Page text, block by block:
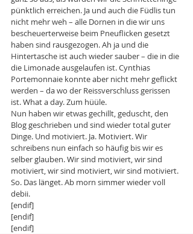
pünktlich erreichen. Ja und auch die Füdlis tun
nicht mehr weh – alle Dornen in die wir uns
bescheuerterweise beim Pneuflicken gesetzt
haben sind rausgezogen. Ah ja und die
Hintertasche ist auch wieder sauber – die in die
die Limonade ausgelaufen ist. Cynthias
Portemonnaie konnte aber nicht mehr geflickt
werden – da wo der Reissverschluss gerissen
ist. What a day. Zum hüüle.
Nun haben wir etwas gechillt, geduscht, den
Blog geschrieben und sind wieder total guter
Dinge. Und motiviert. Ja. Motiviert. Wir
schreibens nun einfach so häufig bis wir es
selber glauben. Wir sind motiviert, wir sind
motiviert, wir sind motiviert, wir sind motiviert.
So. Das länget. Ab morn simmer wieder voll
debii.
[endif]
[endif]
[endif]